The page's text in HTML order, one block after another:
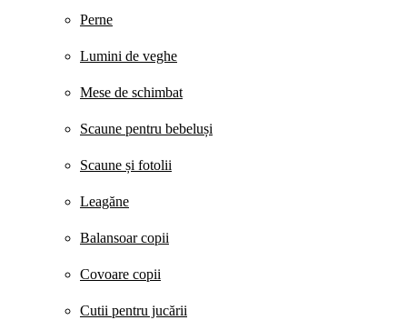
Perne
Lumini de veghe
Mese de schimbat
Scaune pentru bebeluși
Scaune și fotolii
Leagăne
Balansoar copii
Covoare copii
Cutii pentru jucării